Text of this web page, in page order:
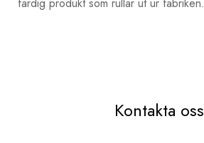
färdig produkt som rullar ut ur fabriken.
Kontakta oss